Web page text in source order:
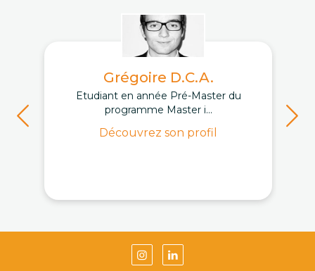
Grégoire D.C.A.
Etudiant en année Pré-Master du
programme Master i...
Découvrez son profil